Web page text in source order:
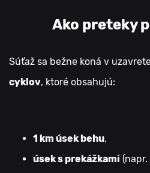
Ako preteky
Súťaž sa bežne koná v
cyklov, ktoré obsahujú:
1 km úsek behu,
úsek s prekážkami